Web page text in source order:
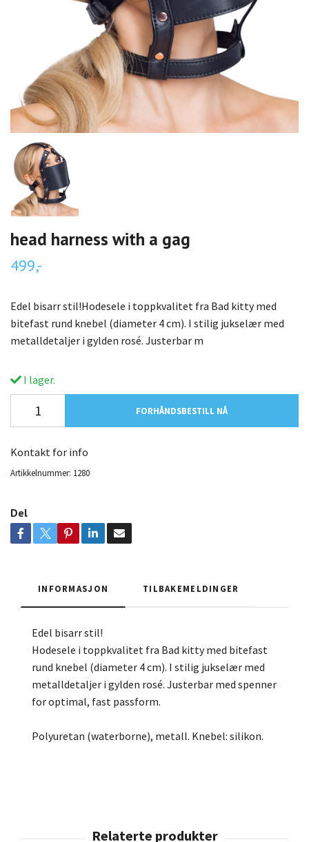
head harness with a gag
499,-
Edel bisarr stil!Hodesele i toppkvalitet fra Bad kitty med
bitefast rund knebel (diameter 4 cm). I stilig jukselær med
metalldetaljer i gylden rosé. Justerbar m
I lager.
FORHÅNDSBESTILL NÅ
Kontakt for info
Artikkelnummer: 1280
Del
INFORMASJON TILBAKEMELDINGER
Edel bisarr stil!
Hodesele i toppkvalitet fra Bad kitty med bitefast
rund knebel (diameter 4 cm). I stilig jukselær med
metalldetaljer i gylden rosé. Justerbar med spenner
for optimal, fast passform.
Polyuretan (waterborne), metall. Knebel: silikon.